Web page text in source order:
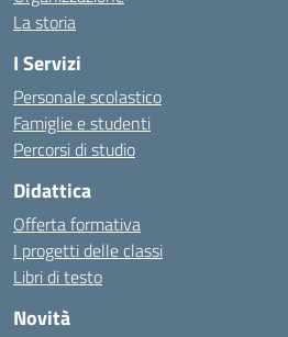
La storia
I Servizi
Personale scolastico
Famiglie e studenti
Percorsi di studio
Didattica
Offerta formativa
I progetti delle classi
Libri di testo
Novità